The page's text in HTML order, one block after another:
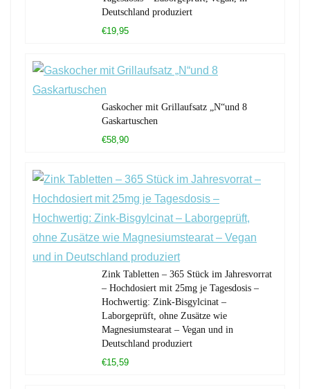
Deutschland produziert
€19,95
Gaskocher mit Grillaufsatz „N“und 8
Gaskartuschen
€58,90
Zink Tabletten – 365 Stück im Jahresvorrat
– Hochdosiert mit 25mg je Tagesdosis –
Hochwertig: Zink-Bisgylcinat –
Laborgeprüft, ohne Zusätze wie
Magnesiumstearat – Vegan und in
Deutschland produziert
€15,59